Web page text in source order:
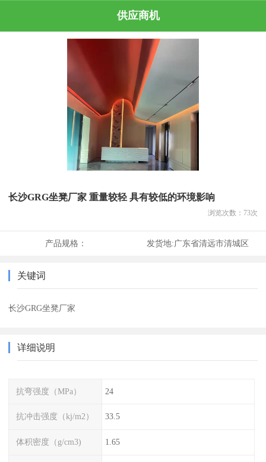
供应商机
长沙GRG坐凳厂家 重量较轻 具有较低的环境影响
浏览次数： 73次
产品规格： 发货地:广东省清远市清城区
关键词
长沙GRG坐凳厂家
详细说明
抗弯强度（MPa） 24
抗冲击强度（kj/m2） 33.5
体积密度（g/cm3) 1.65